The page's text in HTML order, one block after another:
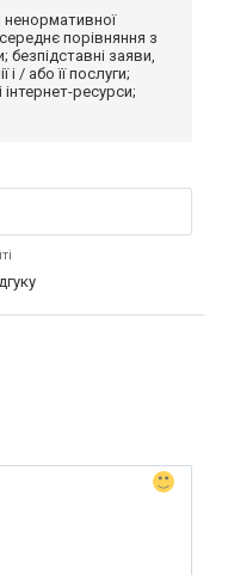
порівняння з
заяви,
/ або її послуги;
ресурси;